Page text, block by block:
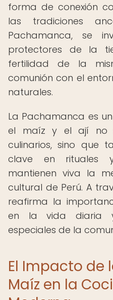
forma de conexión
las tradiciones
Pachamanca, se
protectores de la
fertilidad de la
comunión con el
naturales.
La Pachamanca es
el maíz y el ají no
culinarios, sino que
clave en rituales
mantienen viva la
cultural de Perú. A
reafirma la
en la vida diaria
especiales de la
El Impacto de
Maíz en la